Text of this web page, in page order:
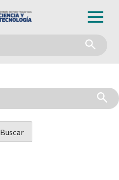
Buscar